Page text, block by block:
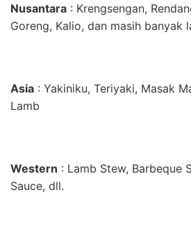
Nusantara : Krengsengan,
Goreng, Kalio, dan masih banyak
Asia : Yakiniku, Teriyaki, Masak
Lamb
Western : Lamb Stew, Barbeque
Sauce, dll.